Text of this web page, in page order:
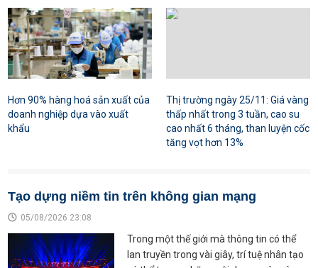
Hơn 90% hàng hoá sản xuất của
doanh nghiệp dựa vào xuất
khẩu
Thị trường ngày 25/11: Giá vàng
thấp nhất trong 3 tuần, cao su
cao nhất 6 tháng, than luyện cốc
tăng vọt hơn 13%
Tạo dựng niềm tin trên không gian mạng
05/08/2026 23:08
Trong một thế giới mà thông tin có thể
lan truyền trong vài giây, trí tuệ nhân tạo